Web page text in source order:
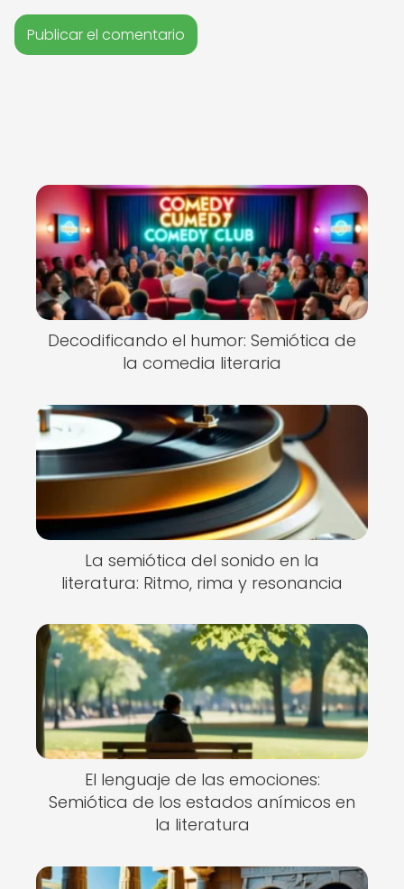
Decodificando el humor: Semiótica de
la comedia literaria
La semiótica del sonido en la
literatura: Ritmo, rima y resonancia
El lenguaje de las emociones:
Semiótica de los estados anímicos en
la literatura